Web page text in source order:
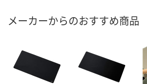
メーカーからのおすすめ商品